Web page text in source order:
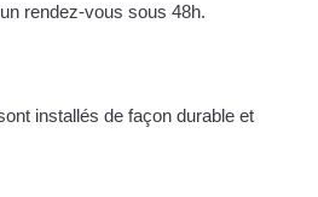
rendez-vous sous 48h.
installés de façon durable et